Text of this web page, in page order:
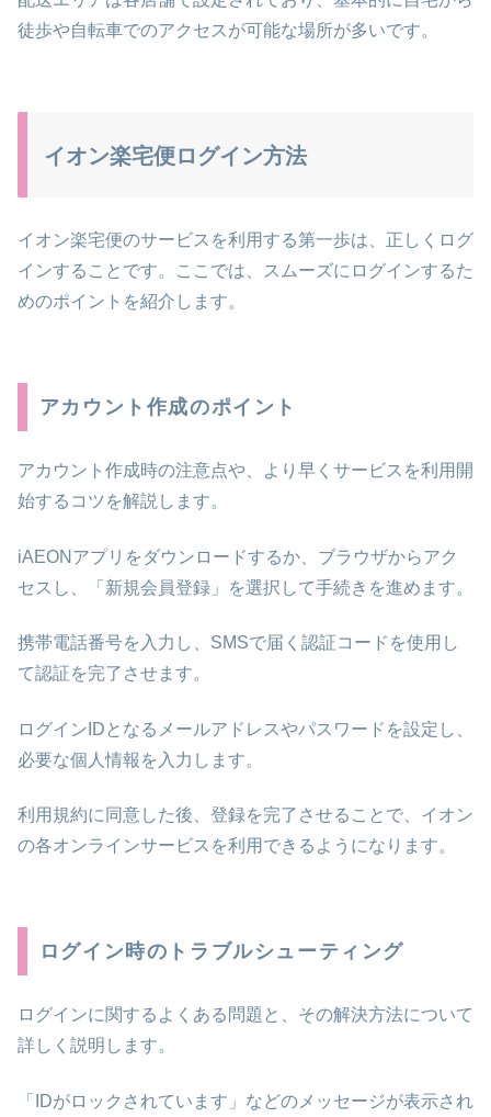
徒歩や自転車でのアクセスが可能な場所が多いです。
イオン楽宅便ログイン方法
イオン楽宅便のサービスを利用する第一歩は、正しくログ
インすることです。ここでは、スムーズにログインするた
めのポイントを紹介します。
アカウント作成のポイント
アカウント作成時の注意点や、より早くサービスを利用開
始するコツを解説します。
iAEONアプリをダウンロードするか、ブラウザからアク
セスし、「新規会員登録」を選択して手続きを進めます。
携帯電話番号を入力し、SMSで届く認証コードを使用し
て認証を完了させます。
ログインIDとなるメールアドレスやパスワードを設定し、
必要な個人情報を入力します。
利用規約に同意した後、登録を完了させることで、イオン
の各オンラインサービスを利用できるようになります。
ログイン時のトラブルシューティング
ログインに関するよくある問題と、その解決方法について
詳しく説明します。
「IDがロックされています」などのメッセージが表示され